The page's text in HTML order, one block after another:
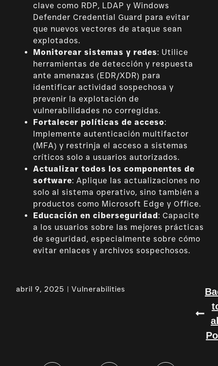
clave como RDP, LDAP y Windows
Defender Credential Guard para evitar
que nuevos vectores de ataque sean
explotados.
Monitorear sistemas y redes: Utilice
herramientas de detección y respuesta
ante amenazas (EDR/XDR) para
identificar actividad sospechosa y
prevenir la explotación de
vulnerabilidades no corregidas.
Fortalecer políticas de acceso:
Implemente autenticación multifactor
(MFA) y restrinja el acceso a sistemas
críticos solo a usuarios autorizados.
Actualizar todos los componentes de
software: Aplique las actualizaciones no
solo al sistema operativo, sino también a
productos como Microsoft Edge y Office.
Educación en ciberseguridad: Capacite
a los usuarios sobre las mejores prácticas
de seguridad, especialmente sobre cómo
evitar enlaces y archivos sospechosos.
abril 9, 2025 Vulnerabilities